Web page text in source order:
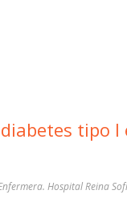
tipo I
Hospital Reina